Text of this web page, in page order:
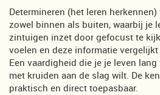
Determineren (het leren
zowel binnen als buiten, waarbij je
zintuigen inzet door gefocust te
voelen en deze informatie
Een vaardigheid die je je leven
met kruiden aan de slag wilt. De
praktisch en direct toepasbaar.